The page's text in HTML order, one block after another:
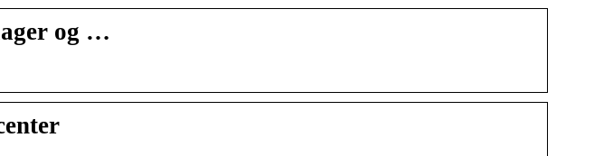
og …